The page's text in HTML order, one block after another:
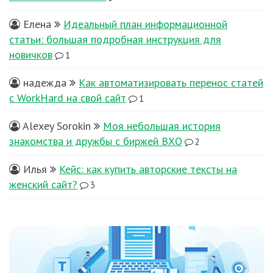
Елена
Идеальный план информационной
статьи: большая подробная инструкция для
новичков
1
надежда
Как автоматизировать перенос статей
с WorkHard на свой сайт
1
Alexey Sorokin
Моя небольшая история
знакомства и дружбы с биржей ВХО
2
Илья
Кейс: как купить авторские тексты на
женский сайт?
3